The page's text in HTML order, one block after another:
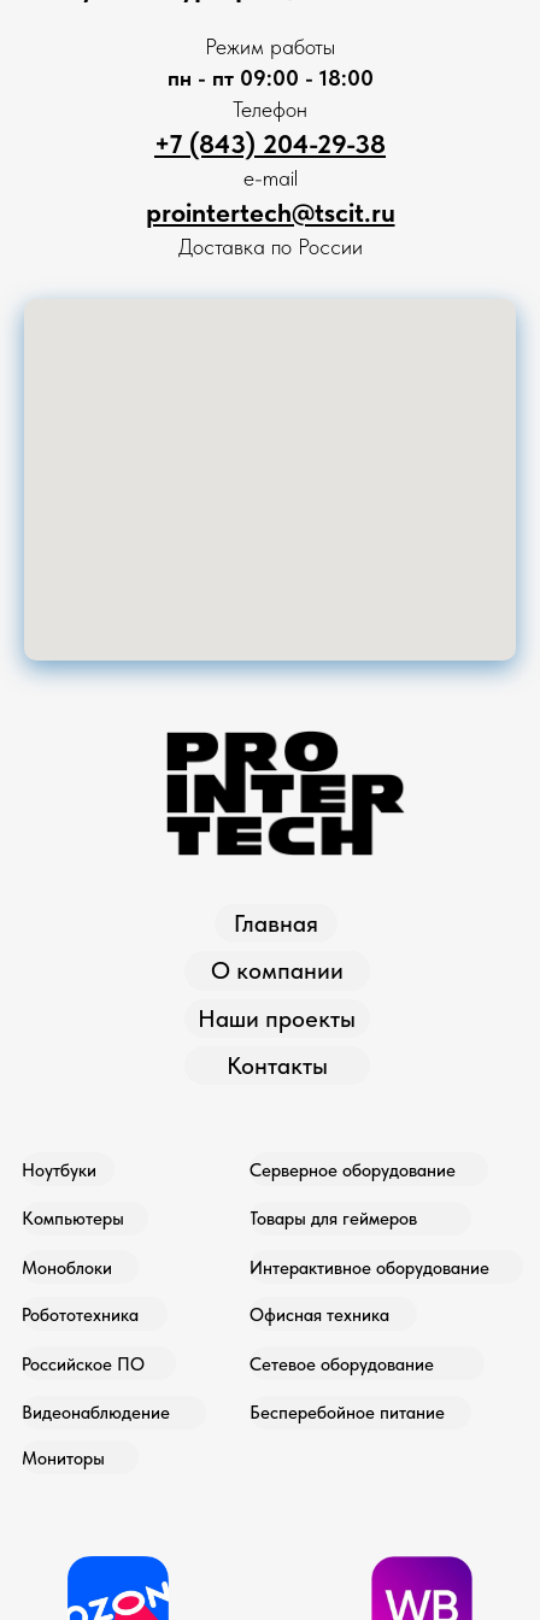
Режим работы
пн - пт 09:00 - 18:00
Телефон
+7 (843) 204-29-38
e-mail
prointertech@tscit.ru
Доставка по России
Политикой обработки персональных данных